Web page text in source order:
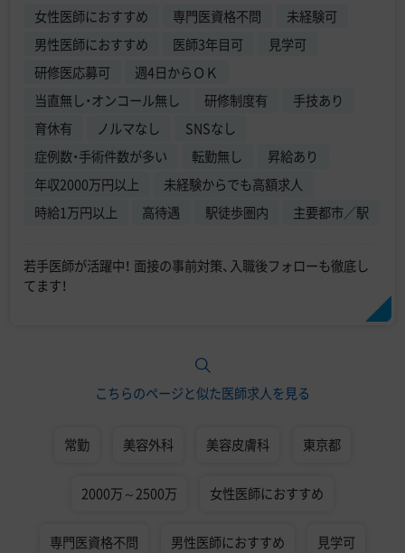
女性医師におすすめ 専門医資格不問
未経験可
男性医師におすすめ
医師3年目可
見学可
研修医応募可
週4日からＯＫ
当直無し・オンコール無し
研修制度有
手技あり
育休有
ノルマなし
SNSなし
症例数・手術件数が多い
転勤無し
昇給あり
年収2000万円以上
未経験からでも高額求人
時給1万円以上
高待遇 駅徒歩圏内 主要都市／駅
若手医師が活躍中！ 面接の事前対策、入職後フォローも徹底し
てます！
こちらのページと似た医師求人を見る
常勤 美容外科 美容皮膚科 東京都
2000万～2500万 女性医師におすすめ
専門医資格不問 男性医師におすすめ 見学可